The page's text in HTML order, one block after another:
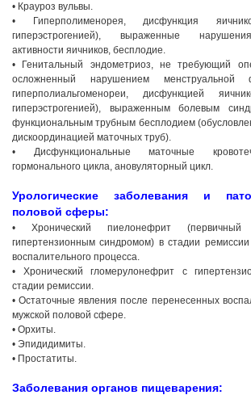
• Крауроз вульвы.
• Гиперполименорея, дисфункция
гиперэстрогенией), выраженные
активности яичников, бесплодие.
• Генитальный эндометриоз, не требующий
осложненный нарушением
гиперполиальгоменореи, дисфункцией
гиперэстрогенией), выраженным болевым
функциональным трубным бесплодием
дискоординацией маточных труб).
• Дисфункциональные маточные
гормонального цикла, ановуляторный цикл.
Урологические заболевания и
половой сферы:
• Хронический пиелонефрит
гипертензионным синдромом) в стадии
воспалительного процесса.
• Хронический гломерулонефрит с
стадии ремиссии.
• Остаточные явления после перенесенных
мужской половой сфере.
• Орхиты.
• Эпидидимиты.
• Простатиты.
Заболевания органов пищеварения: